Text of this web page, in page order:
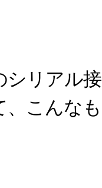
シリアル接
こんなも